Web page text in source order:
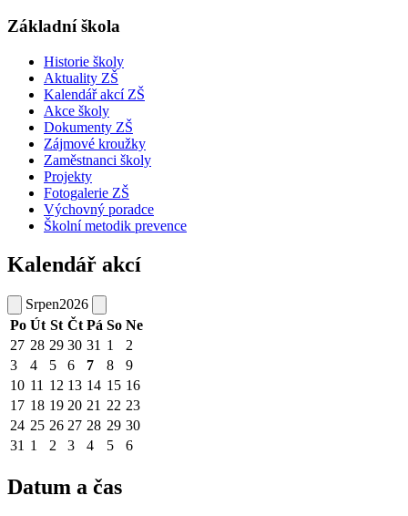
Základní škola
Historie školy
Aktuality ZŠ
Kalendář akcí ZŠ
Akce školy
Dokumenty ZŠ
Zájmové kroužky
Zaměstnanci školy
Projekty
Fotogalerie ZŠ
Výchovný poradce
Školní metodik prevence
Kalendář akcí
Srpen2026
Po Út St Čt Pá So Ne
27 28 29 30 31 1
2
3
4 5 6 7 8
9
10 11 12 13 14 15 16
17 18 19 20 21 22 23
24 25 26 27 28 29 30
31 1 2 3 4 5 6
Datum a čas